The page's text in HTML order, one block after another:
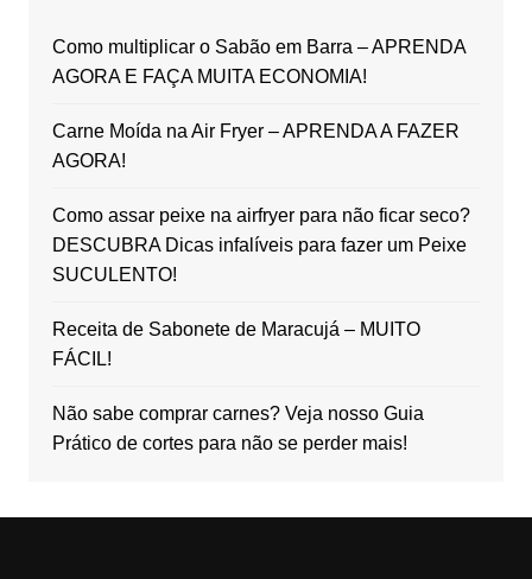
Como multiplicar o Sabão em Barra – APRENDA
AGORA E FAÇA MUITA ECONOMIA!
Carne Moída na Air Fryer – APRENDA A FAZER
AGORA!
Como assar peixe na airfryer para não ficar seco?
DESCUBRA Dicas infalíveis para fazer um Peixe
SUCULENTO!
Receita de Sabonete de Maracujá – MUITO
FÁCIL!
Não sabe comprar carnes? Veja nosso Guia
Prático de cortes para não se perder mais!